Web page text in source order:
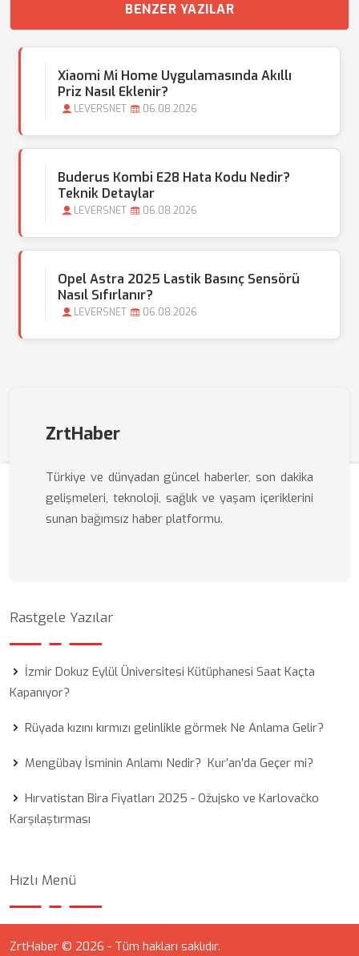
BENZER YAZILAR
Xiaomi Mi Home Uygulamasında Akıllı
Priz Nasıl Eklenir?
LEVERSNET 06.08.2026
Buderus Kombi E28 Hata Kodu Nedir?
Teknik Detaylar
LEVERSNET 06.08.2026
Opel Astra 2025 Lastik Basınç Sensörü
Nasıl Sıfırlanır?
LEVERSNET 06.08.2026
ZrtHaber
Türkiye ve dünyadan güncel haberler, son dakika
gelişmeleri, teknoloji, sağlık ve yaşam içeriklerini
sunan bağımsız haber platformu.
Rastgele Yazılar
İzmir Dokuz Eylül Üniversitesi Kütüphanesi Saat Kaçta
Kapanıyor?
Rüyada kızını kırmızı gelinlikle görmek Ne Anlama Gelir?
Mengübay İsminin Anlamı Nedir? Kur’an’da Geçer mi?
Hırvatistan Bira Fiyatları 2025 - Ožujsko ve Karlovačko
Karşılaştırması
Hızlı Menü
ZrtHaber © 2026 - Tüm hakları saklıdır.